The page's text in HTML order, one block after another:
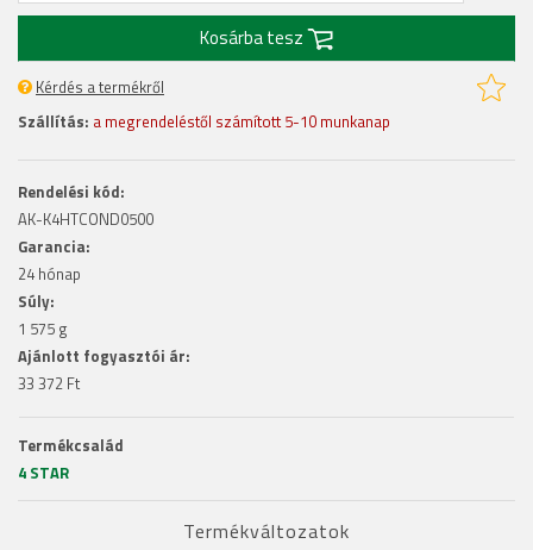
Kosárba tesz
Kérdés a termékről
Szállítás: a megrendeléstől számított 5-10 munkanap
Rendelési kód:
AK-K4HTCOND0500
Garancia:
24 hónap
Súly:
1 575 g
Ajánlott fogyasztói ár:
33 372 Ft
Termékcsalád
4 STAR
Termékváltozatok